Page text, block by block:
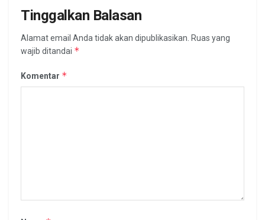
Tinggalkan Balasan
Alamat email Anda tidak akan dipublikasikan. Ruas yang
wajib ditandai *
Komentar *